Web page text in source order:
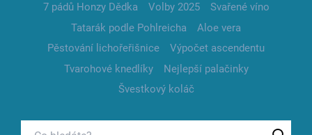
7 pádů Honzy Dědka
Volby 2025
Svařené víno
Tatarák podle Pohlreicha
Aloe vera
Pěstování lichořeřišnice
Výpočet ascendentu
Tvarohové knedlíky
Nejlepší palačinky
Švestkový koláč